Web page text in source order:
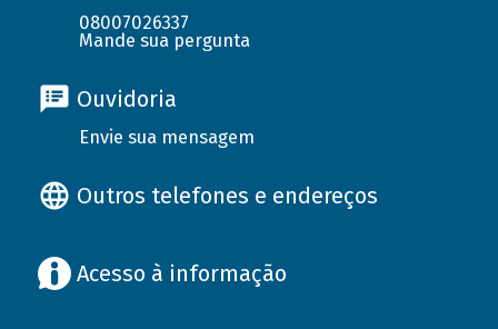
08007026337
Mande sua pergunta
Ouvidoria
Envie sua mensagem
Outros telefones e endereços
Acesso à informação